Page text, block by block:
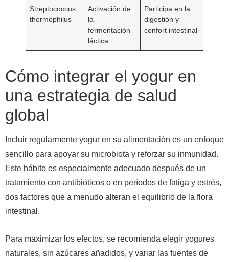
Streptococcus
thermophilus
Activación de
la
fermentación
láctica
Participa en la
digestión y
confort intestinal
Cómo integrar el yogur en
una estrategia de salud
global
Incluir regularmente yogur en su alimentación es un enfoque
sencillo para apoyar su microbiota y reforzar su inmunidad.
Este hábito es especialmente adecuado después de un
tratamiento con antibióticos o en períodos de fatiga y estrés,
dos factores que a menudo alteran el equilibrio de la flora
intestinal.
Para maximizar los efectos, se recomienda elegir yogures
naturales, sin azúcares añadidos, y variar las fuentes de